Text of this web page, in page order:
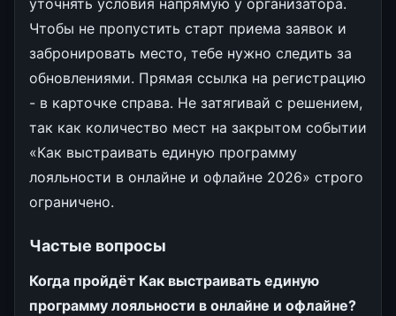
уточнять условия напрямую у организатора.
Чтобы не пропустить старт приема заявок и
забронировать место, тебе нужно следить за
обновлениями. Прямая ссылка на регистрацию
- в карточке справа. Не затягивай с решением,
так как количество мест на закрытом событии
«Как выстраивать единую программу
лояльности в онлайне и офлайне 2026» строго
ограничено.
Частые вопросы
Когда пройдёт Как выстраивать единую
программу лояльности в онлайне и офлайне?